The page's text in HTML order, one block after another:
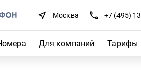
Москва +7 (495)
Для компаний Тарифы